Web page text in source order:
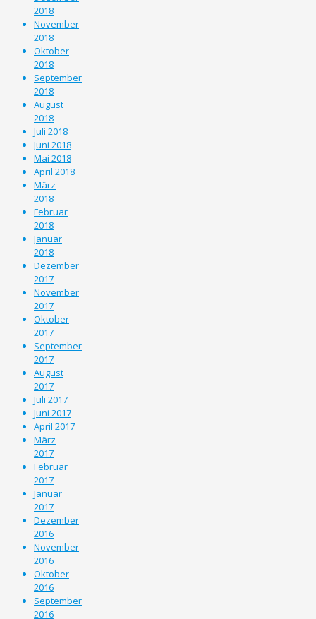
2018
November
2018
Oktober
2018
September
2018
August
2018
Juli 2018
Juni 2018
Mai 2018
April 2018
März
2018
Februar
2018
Januar
2018
Dezember
2017
November
2017
Oktober
2017
September
2017
August
2017
Juli 2017
Juni 2017
April 2017
März
2017
Februar
2017
Januar
2017
Dezember
2016
November
2016
Oktober
2016
September
2016